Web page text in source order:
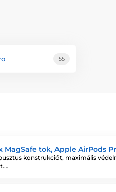
55
MagSafe tok, Apple AirPods
konstrukciót, maximális